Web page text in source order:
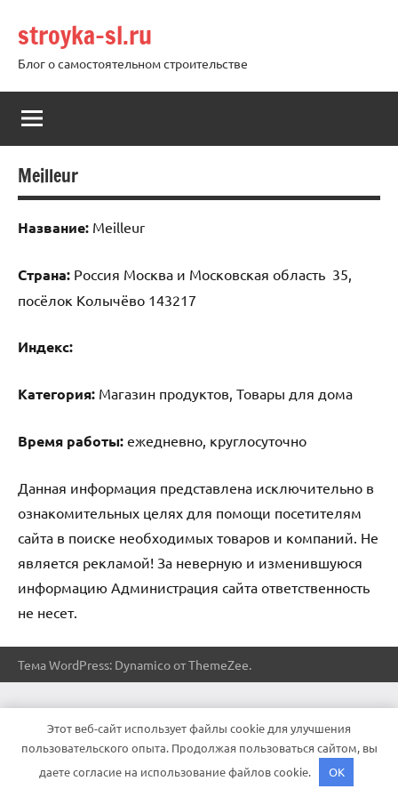
содержимому
stroyka-sl.ru
Блог о самостоятельном строительстве
Meilleur
Название: Meilleur
Страна: Россия Москва и Московская область 35,
посёлок Колычёво 143217
Индекс:
Категория: Магазин продуктов, Товары для дома
Время работы: ежедневно, круглосуточно
Данная информация представлена исключительно в
ознакомительных целях для помощи посетителям
сайта в поиске необходимых товаров и компаний. Не
является рекламой! За неверную и изменившуюся
информацию Администрация сайта ответственность
не несет.
Тема WordPress: Dynamico от ThemeZee.
Этот веб-сайт использует файлы cookie для улучшения
пользовательского опыта. Продолжая пользоваться сайтом, вы
даете согласие на использование файлов cookie.
OK